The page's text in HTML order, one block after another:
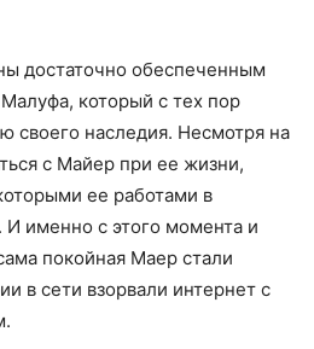
достаточно обеспеченным
который с тех пор
своего наследия. Несмотря на
с Майер при ее жизни,
ее работами в
И именно с этого момента и
покойная Маер стали
в сети взорвали интернет с